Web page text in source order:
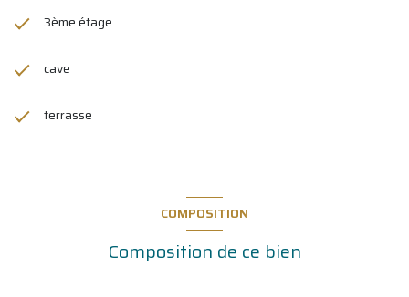
3ème étage
cave
terrasse
COMPOSITION
Composition de ce bien